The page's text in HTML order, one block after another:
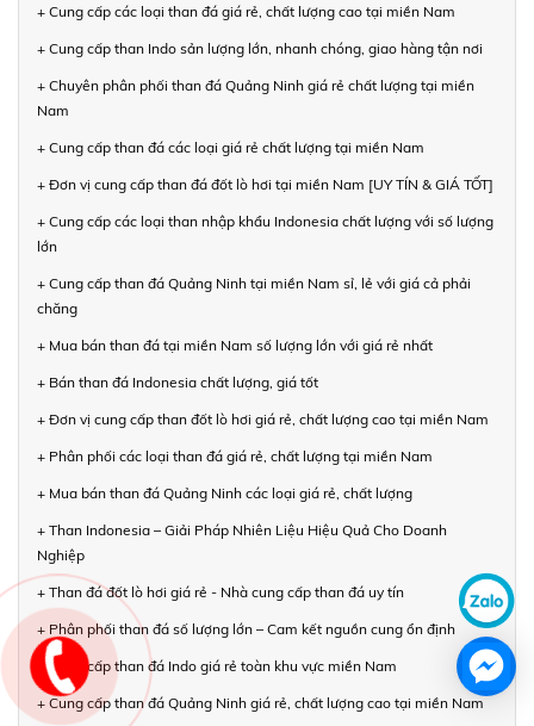
+ Cung cấp các loại than đá giá rẻ, chất lượng cao tại miền Nam
+ Cung cấp than Indo sản lượng lớn, nhanh chóng, giao hàng tận nơi
+ Chuyên phân phối than đá Quảng Ninh giá rẻ chất lượng tại miền
Nam
+ Cung cấp than đá các loại giá rẻ chất lượng tại miền Nam
+ Đơn vị cung cấp than đá đốt lò hơi tại miền Nam [UY TÍN & GIÁ TỐT]
+ Cung cấp các loại than nhập khẩu Indonesia chất lượng với số lượng
lớn
+ Cung cấp than đá Quảng Ninh tại miền Nam sỉ, lẻ với giá cả phải
chăng
+ Mua bán than đá tại miền Nam số lượng lớn với giá rẻ nhất
+ Bán than đá Indonesia chất lượng, giá tốt
+ Đơn vị cung cấp than đốt lò hơi giá rẻ, chất lượng cao tại miền Nam
+ Phân phối các loại than đá giá rẻ, chất lượng tại miền Nam
+ Mua bán than đá Quảng Ninh các loại giá rẻ, chất lượng
+ Than Indonesia – Giải Pháp Nhiên Liệu Hiệu Quả Cho Doanh
Nghiệp
+ Than đá đốt lò hơi giá rẻ - Nhà cung cấp than đá uy tín
+ Phân phối than đá số lượng lớn – Cam kết nguồn cung ổn định
+ Cung cấp than đá Indo giá rẻ toàn khu vực miền Nam
+ Cung cấp than đá Quảng Ninh giá rẻ, chất lượng cao tại miền Nam